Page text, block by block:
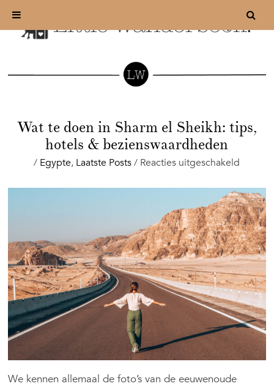
Wat te doen in Sharm el Sheikh: tips,
hotels & bezienswaardheden
/ Egypte, Laatste Posts/ Reacties uitgeschakeld
te
doen
in
Sharm
el
Sheikh:
tips,
hotels
&
We kennen allemaal de foto’s van de eeuwenoude